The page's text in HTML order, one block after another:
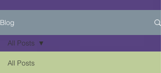
Blog
All Posts
All Posts